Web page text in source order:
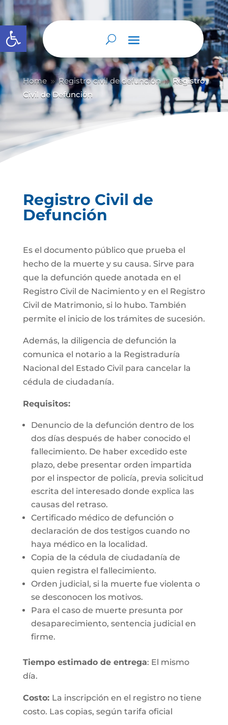
Abrir barra de herramientas
Home 9 Registro civil de defunción 9 Registro
Civil de Defunción
Registro Civil de
Defunción
Es el documento público que prueba el
hecho de la muerte y su causa. Sirve para
que la defunción quede anotada en el
Registro Civil de Nacimiento y en el Registro
Civil de Matrimonio, si lo hubo. También
permite el inicio de los trámites de sucesión.
Además, la diligencia de defunción la
comunica el notario a la Registraduría
Nacional del Estado Civil para cancelar la
cédula de ciudadanía.
Requisitos:
Denuncio de la defunción dentro de los
dos días después de haber conocido el
fallecimiento. De haber excedido este
plazo, debe presentar orden impartida
por el inspector de policía, previa solicitud
escrita del interesado donde explica las
causas del retraso.
Certificado médico de defunción o
declaración de dos testigos cuando no
haya médico en la localidad.
Copia de la cédula de ciudadanía de
quien registra el fallecimiento.
Orden judicial, si la muerte fue violenta o
se desconocen los motivos.
Para el caso de muerte presunta por
desaparecimiento, sentencia judicial en
firme.
Tiempo estimado de entrega: El mismo
día.
Costo: La inscripción en el registro no tiene
costo. Las copias, según tarifa oficial